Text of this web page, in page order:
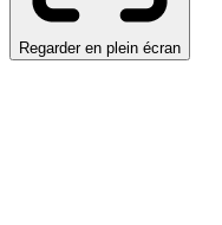
Regarder en plein écran